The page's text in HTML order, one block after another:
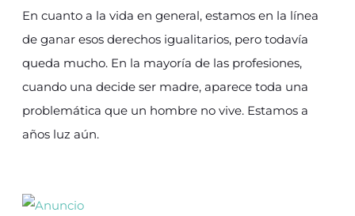
En cuanto a la vida en general, estamos en la línea
de ganar esos derechos igualitarios, pero todavía
queda mucho. En la mayoría de las profesiones,
cuando una decide ser madre, aparece toda una
problemática que un hombre no vive. Estamos a
años luz aún.